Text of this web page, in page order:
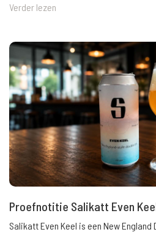
Verder lezen
Proefnotitie Salikatt Even
Salikatt Even Keel is een New England